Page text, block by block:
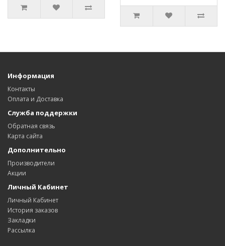
Информация
Контакты
Оплата и Доставка
Служба поддержки
Обратная связь
Карта сайта
Дополнительно
Производители
Акции
Личный Кабинет
Личный Кабинет
История заказов
Закладки
Рассылка